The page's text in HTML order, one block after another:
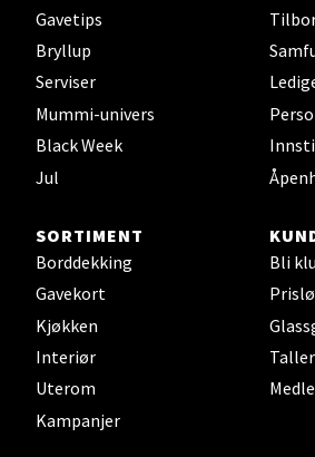
Gavetips
Bryllup
Serviser
Mummi-univers
Black Week
Jul
SORTIMENT
Borddekking
Gavekort
Kjøkken
Interiør
Uterom
Kampanjer
Bli
Strangata 26, 8400 Sortland
Åpent i dag 10-19
0 i butikk
Steinkjer - Thon
Åpent i dag 10-20